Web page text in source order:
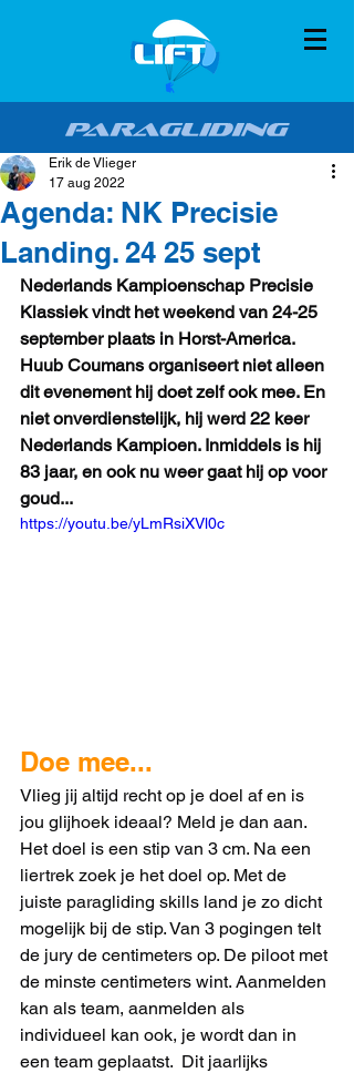
Agenda: NK Precisie
Landing. 24 25 sept
Erik de Vlieger
17 aug 2022
Nederlands Kampioenschap Precisie
Klassiek vindt het weekend van 24-25
september plaats in Horst-America.
Huub Coumans organiseert niet alleen
dit evenement hij doet zelf ook mee. En
niet onverdienstelijk, hij werd 22 keer
Nederlands Kampioen. Inmiddels is hij
83 jaar, en ook nu weer gaat hij op voor
goud...
https://youtu.be/yLmRsiXVl0c
Doe mee...
Vlieg jij altijd recht op je doel af en is
jou glijhoek ideaal? Meld je dan aan.
Het doel is een stip van 3 cm. Na een
liertrek zoek je het doel op. Met de
juiste paragliding skills land je zo dicht
mogelijk bij de stip. Van 3 pogingen telt
de jury de centimeters op. De piloot met
de minste centimeters wint. Aanmelden
kan als team, aanmelden als
individueel kan ook, je wordt dan in
een team geplaatst.  Dit jaarlijks